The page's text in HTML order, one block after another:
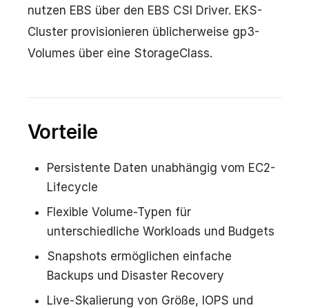
nutzen EBS über den EBS CSI Driver. EKS-
Cluster provisionieren üblicherweise gp3-
Volumes über eine StorageClass.
Vorteile
Persistente Daten unabhängig vom EC2-
Lifecycle
Flexible Volume-Typen für
unterschiedliche Workloads und Budgets
Snapshots ermöglichen einfache
Backups und Disaster Recovery
Live-Skalierung von Größe, IOPS und